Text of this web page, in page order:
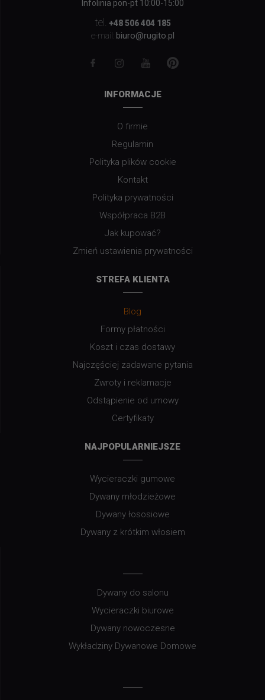
Infolinia pon-pt 10:00-15:00
tel. +48 506 404 185
e-mail: biuro@rugito.pl
INFORMACJE
O firmie
Regulamin
Polityka plików cookie
Kontakt
Polityka prywatności
Współpraca B2B
Jak kupować?
Zmień ustawienia prywatności
STREFA KLIENTA
Blog
Formy płatności
Koszt i czas dostawy
Najczęściej zadawane pytania
Zwroty i reklamacje
Odstąpienie od umowy
Certyfikaty
NAJPOPULARNIEJSZE
Wycieraczki gumowe
Dywany młodzieżowe
Dywany łososiowe
Dywany z krótkim włosiem
Dywany do salonu
Wycieraczki biurowe
Dywany nowoczesne
Wykładziny Dywanowe Domowe